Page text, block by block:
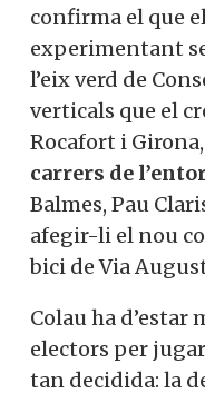
confirma el que
experimentant
l’eix verd de
verticals que el
Rocafort i
carrers de
Balmes, Pau
afegir-li el nou
bici de Via
Colau ha d’estar
electors per
tan decidida: la